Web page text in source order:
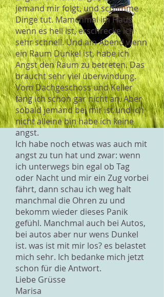
jemand mir folgt, und schlimme
Dinge tut. Mamchmal im Haus
wenn es hell ist, erschrecke ich
sehr schnell. Und am Abend wenn
ein Raum Dunkel ist, habe ich
Angst den Raum zu betreten. Das
braucht sehr viel überwindung.
Vom Dachgeschoss und Keller
fang ich schon gar nicht an. Aber
sobald jemand bei mir ist und ich
nicht alleine bin habe ich keine
angst.
Ich habe noch etwas was auch mit
angst zu tun hat und zwar: wenn
ich unterwegs bin egal ob Tag
oder Nacht und mir ein Zug vorbei
fährt, dann schau ich weg halt
manchmal die Ohren zu und
bekomm wieder dieses Panik
gefühl. Manchmal auch bei Autos,
bei autos aber nur wens Dunkel
ist. was ist mit mir los? es belastet
mich sehr. Ich bedanke mich jetzt
schon für die Antwort.
Liebe Grüsse
Marisa